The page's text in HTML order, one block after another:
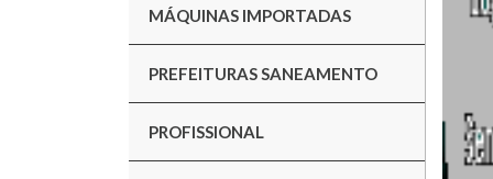
MÁQUINAS IMPORTADAS
PREFEITURAS SANEAMENTO
PROFISSIONAL